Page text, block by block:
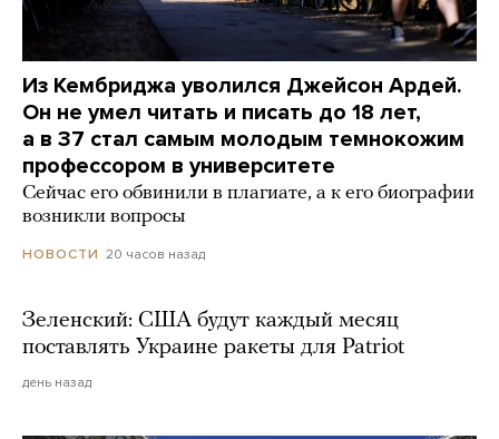
Из Кембриджа уволился Джейсон Ардей.
Он не умел читать и писать до 18 лет,
а в 37 стал самым молодым темнокожим
профессором в университете
Сейчас его обвинили в плагиате, а к его биографии
возникли вопросы
НОВОСТИ 20 часов назад
Зеленский: США будут каждый месяц
поставлять Украине ракеты для Patriot
день назад